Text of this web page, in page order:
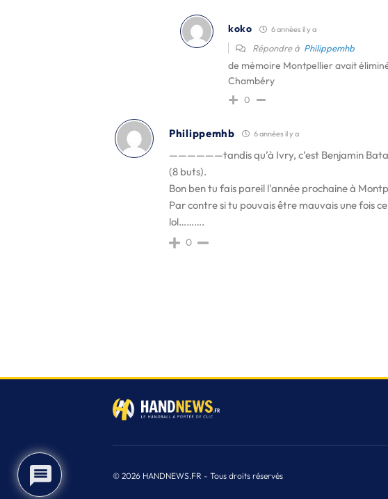
koko 6 années il y a
Répondre à Philippemhb
de mémoire Montpellier avait
Chambéry
0
Philippemhb 6 années il y a
——————tandis qu’à Ivry, c’est Benjamin
(8 buts).
Bon ben tu fais pareil l'année prochaine à
Par contre si tu pouvais être mauvais une fois
lol……….
0
© 2026 HANDNEWS.FR - Tous droits réservés
4